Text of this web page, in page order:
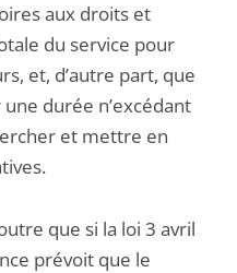
aux droits et
du service pour
et, d’autre part, que
durée n’excédant
et mettre en
que si la loi 3 avril
prévoit que le